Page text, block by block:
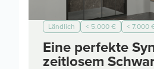
Ländlich < 5.000 € < 7.000
Eine perfekte
zeitlosem